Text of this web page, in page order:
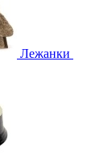
Лежанки